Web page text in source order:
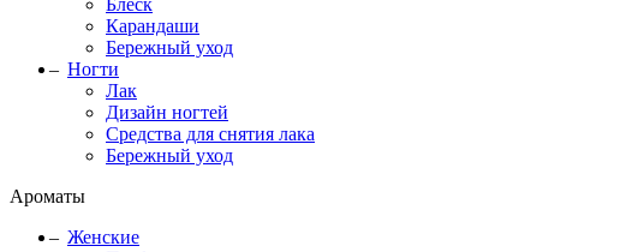
Блеск
Карандаши
Бережный уход
Ногти
Лак
Дизайн ногтей
Средства для снятия лака
Бережный уход
Ароматы
Женские